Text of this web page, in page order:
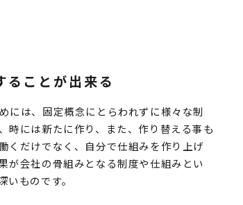
ることが出来る
には、固定概念にとらわれずに様々な制
時には新たに作り、また、作り替える事も
くだけでなく、自分で仕組みを作り上げ
が会社の骨組みとなる制度や仕組みとい
ものです。